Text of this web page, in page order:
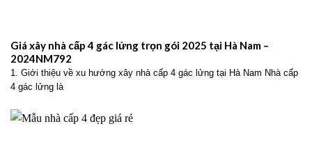
Giá xây nhà cấp 4 gác lửng trọn gói 2025 tại Hà Nam –
2024NM792
1. Giới thiệu về xu hướng xây nhà cấp 4 gác lửng tại Hà Nam Nhà cấp
4 gác lửng là